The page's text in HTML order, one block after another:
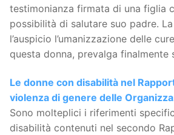
testimonianza firmata di una figlia
possibilità di salutare suo padre.
l’auspicio l’umanizzazione delle
questa donna, prevalga finalmente
Le donne con disabilità nel
violenza di genere delle
Sono molteplici i riferimenti
disabilità contenuti nel secondo